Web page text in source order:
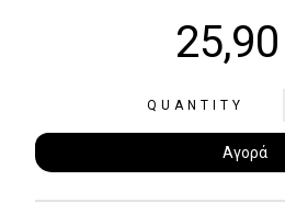
25,90
QUANTITY
Αγορά